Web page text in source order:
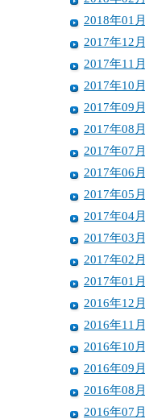
2018年01月
2017年12月
2017年11月
2017年10月
2017年09月
2017年08月
2017年07月
2017年06月
2017年05月
2017年04月
2017年03月
2017年02月
2017年01月
2016年12月
2016年11月
2016年10月
2016年09月
2016年08月
2016年07月